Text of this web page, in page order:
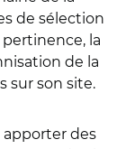
de sélection
la
de la
sur son site.
des